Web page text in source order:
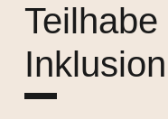
Teilhabe